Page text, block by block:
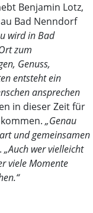
Benjamin Lotz,
Bad Nenndorf
wird in Bad
zum
Genuss,
entsteht ein
ansprechen
in dieser Zeit für
„Genau
und gemeinsamen
„Auch wer vielleicht
viele Momente